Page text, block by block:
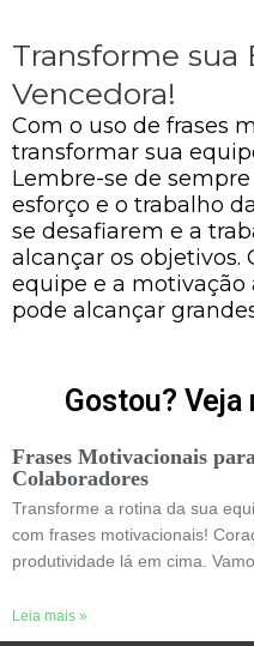
Transforme sua
Vencedora!
Com o uso de frases
transformar sua
Lembre-se de
esforço e o trabalho
se desafiarem e a
alcançar os objetivos.
equipe e a motivação
pode alcançar
Gostou?
Frases Motivacionais
Colaboradores
Transforme a rotina da sua
com frases motivacionais!
produtividade lá em cima.
Leia mais »